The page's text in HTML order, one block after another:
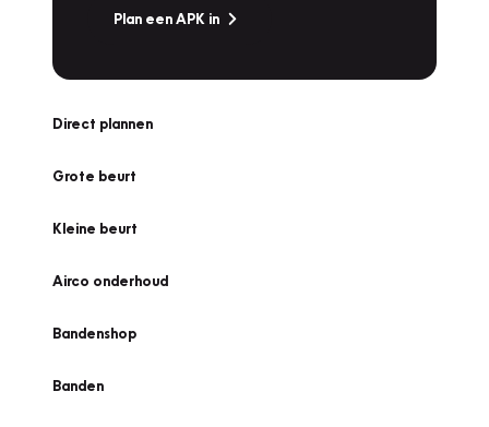
Plan een APK in
Direct plannen
Grote beurt
Kleine beurt
Airco onderhoud
Bandenshop
Banden